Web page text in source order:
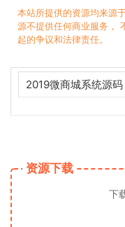
本站所提供的资源均来源
源不提供任何商业服务，
起的争议和法律责任。
2019微商城系统源码
资源下载
下